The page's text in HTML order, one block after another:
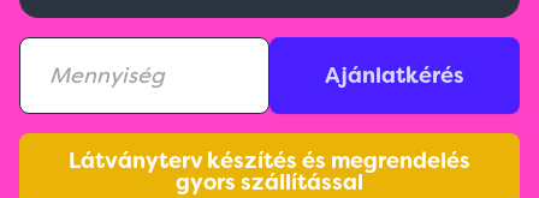
Ajánlatkérés
Látványterv készítés és megrendelés
gyors szállítással